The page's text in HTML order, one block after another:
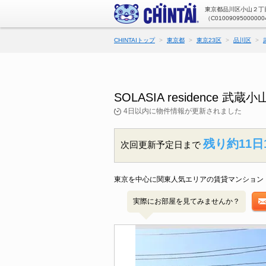
東京都品川区小山２
（
CHINTAIトップ 東京都 東京23区 品川区
SOLASIA residence 武蔵小
4日以内に物件情報が更新されました
次回更新予定日まで 残り約11
東京を中心に関東人気エリアの賃貸マンショ
実際にお部屋を見てみませんか？